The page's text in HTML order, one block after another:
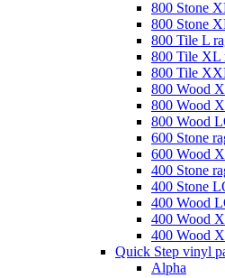
800 Stone
800 Stone
800 Tile L
800 Tile XL
800 Tile
800 Wood
800 Wood
800 Wood
600 Stone
600 Wood
400 Stone
400 Stone
400 Wood
400 Wood
400 Wood
Quick Step vinyl
Alpha